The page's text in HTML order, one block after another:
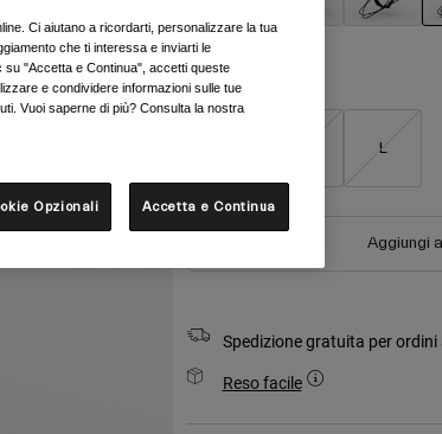
Taglia
L
Aggiungi
Spedizione gratuita per
Reso facile
Ci aiutano a ricordarti, personalizzare la tua
che ti interessa e inviarti le
su "Accetta e Continua", accetti queste
e condividere informazioni sulle tue
Vuoi saperne di più? Consulta la nostra
Opzionali Accetta e Continua